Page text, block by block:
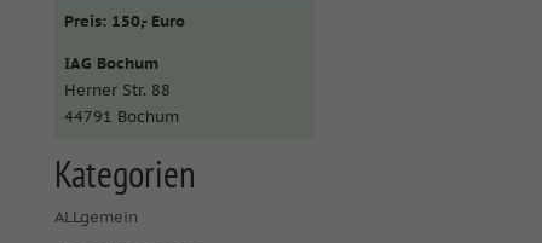
Preis: 150,- Euro
IAG Bochum
Herner Str. 88
44791 Bochum
Kategorien
ALLgemein